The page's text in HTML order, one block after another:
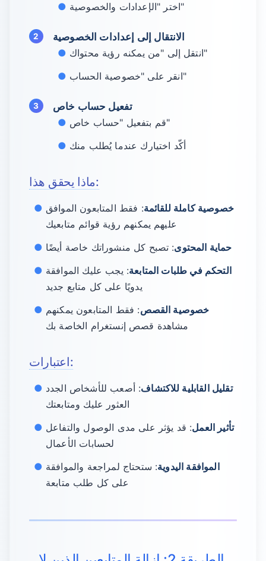
اختر "الإعدادات والخصوصية"
الانتقال إلى إعدادات الخصوصية
انتقل إلى "من يمكنه رؤية محتواك"
انقر على "خصوصية الحساب"
تفعيل حساب خاص
قم بتفعيل "حساب خاص"
أكّد اختيارك عندما يُطلب منك
ماذا يحقق هذا:
خصوصية كاملة للقائمة: فقط المتابعون الموافق
عليهم يمكنهم رؤية قوائم متابعيك
حماية المحتوى: تصبح كل منشوراتك خاصة أيضًا
التحكم في طلبات المتابعة: يجب عليك الموافقة
يدويًا على كل متابع جديد
خصوصية القصص: فقط المتابعون يمكنهم
مشاهدة قصص إنستغرام الخاصة بك
اعتبارات:
تقليل القابلية للاكتشاف: أصعب للأشخاص الجدد
العثور عليك ومتابعتك
تأثير العمل: قد يؤثر على مدى الوصول والتفاعل
لحسابات الأعمال
الموافقة اليدوية: ستحتاج لمراجعة والموافقة
على كل طلب متابعة